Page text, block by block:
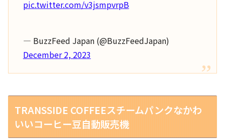
pic.twitter.com/v3jsmpvrpB
— BuzzFeed Japan (@BuzzFeedJapan)
December 2, 2023
TRANSSIDE COFFEEスチームパンクなかわ
いいコーヒー豆自動販売機